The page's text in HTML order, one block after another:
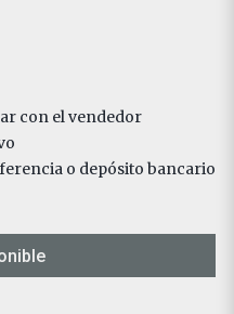
con el vendedor
o depósito bancario